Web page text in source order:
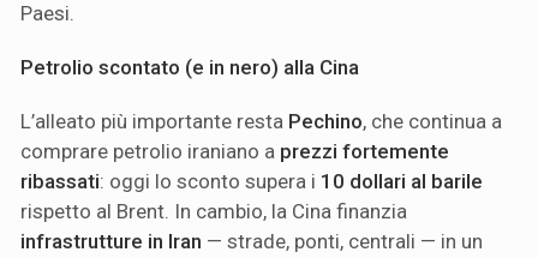
Paesi.
Petrolio scontato (e in nero) alla Cina
L’alleato più importante resta Pechino, che continua a
comprare petrolio iraniano a prezzi fortemente
ribassati: oggi lo sconto supera i 10 dollari al barile
rispetto al Brent. In cambio, la Cina finanzia
infrastrutture in Iran — strade, ponti, centrali — in un